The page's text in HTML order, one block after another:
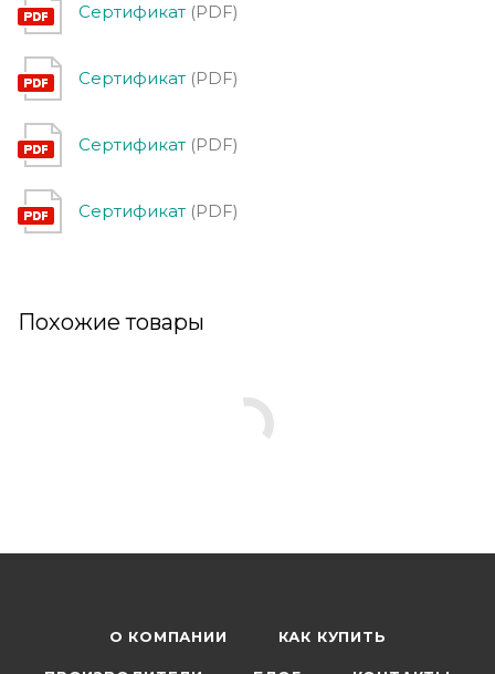
Сертификат (PDF)
Сертификат (PDF)
Сертификат (PDF)
Сертификат (PDF)
Похожие товары
О КОМПАНИИ КАК КУПИТЬ